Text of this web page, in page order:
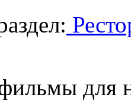
для